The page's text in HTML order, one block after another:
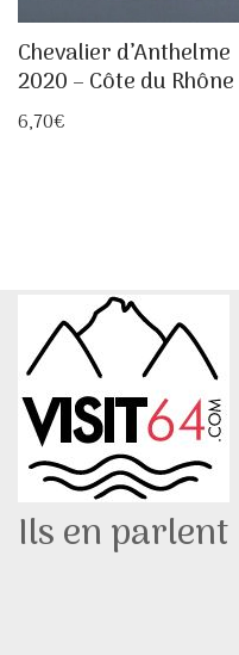
Chevalier d’Anthelme
2020 – Côte du Rhône
6,70€
Ils en parlent